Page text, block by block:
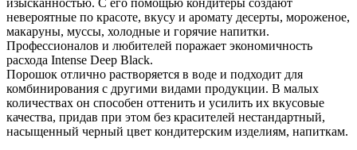
невероятные по красоте, вкусу и аромату десерты, мороженое,
макаруны, муссы, холодные и горячие напитки.
Профессионалов и любителей поражает экономичность
расхода Intense Deep Black.
Порошок отлично растворяется в воде и подходит для
комбинирования с другими видами продукции. В малых
количествах он способен оттенить и усилить их вкусовые
качества, придав при этом без красителей нестандартный,
насыщенный черный цвет кондитерским изделиям, напиткам.